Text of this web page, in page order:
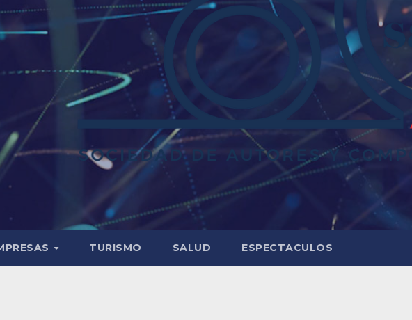
TURISMO SALUD ESPECTACULOS